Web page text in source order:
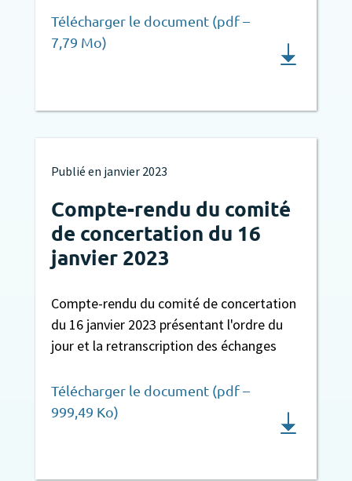
Télécharger le document (pdf –
7,79 Mo)
Publié en janvier 2023
Compte-rendu du comité
de concertation du 16
janvier 2023
Compte-rendu du comité de concertation
du 16 janvier 2023 présentant l'ordre du
jour et la retranscription des échanges
Télécharger le document (pdf –
999,49 Ko)